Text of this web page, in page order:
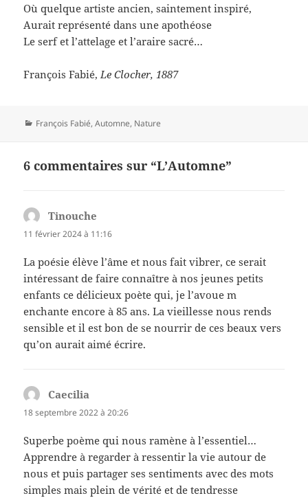
Où quelque artiste ancien, saintement inspiré,
Aurait représenté dans une apothéose
Le serf et l’attelage et l’araire sacré…
François Fabié, Le Clocher, 1887
Catégories
François Fabié,Automne, Nature
6 commentaires sur “L’Automne”
Tinouche
11 février 2024 à 11:16
La poésie élève l’âme et nous fait vibrer, ce serait
intéressant de faire connaître à nos jeunes petits
enfants ce délicieux poète qui, je l’avoue m
enchante encore à 85 ans. La vieillesse nous rends
sensible et il est bon de se nourrir de ces beaux vers
qu’on aurait aimé écrire.
Caecilia
18 septembre 2022 à 20:26
Superbe poème qui nous ramène à l’essentiel…
Apprendre à regarder à ressentir la vie autour de
nous et puis partager ses sentiments avec des mots
simples mais plein de vérité et de tendresse